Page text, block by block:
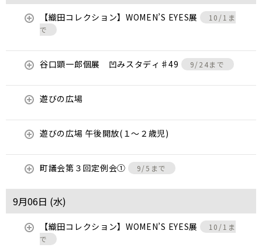
【織田コレクション】WOMEN’S EYES展
10/1ま
で
谷口顕一郎個展 凹みスタディ♯49 9/24まで
遊びの広場
遊びの広場 午後開放(１～２歳児)
町議会第３回定例会① 9/5まで
9月06日 (水)
【織田コレクション】WOMEN’S EYES展
10/1ま
で